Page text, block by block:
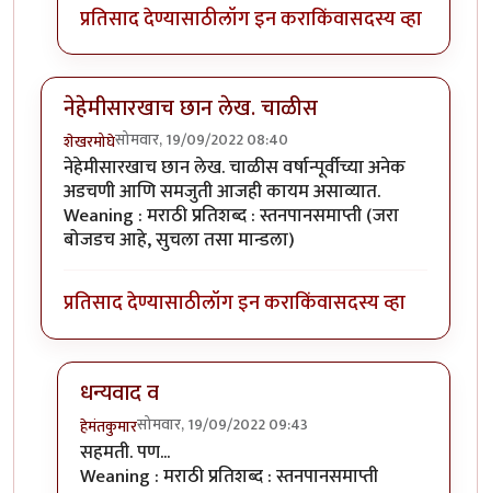
प्रतिसाद देण्यासाठीलॉग इन कराकिंवासदस्य व्हा
नेहेमीसारखाच छान लेख. चाळीस
शेखरमोघेसोमवार, 19/09/2022 08:40
नेहेमीसारखाच छान लेख. चाळीस वर्षान्पूर्वीच्या अनेक
अडचणी आणि समजुती आजही कायम असाव्यात.
Weaning : मराठी प्रतिशब्द : स्तनपानसमाप्ती (जरा
बोजडच आहे, सुचला तसा मान्डला)
प्रतिसाद देण्यासाठीलॉग इन कराकिंवासदस्य व्हा
धन्यवाद व
हेमंतकुमारसोमवार, 19/09/2022 09:43
In reply toनेहेमीसारखाच छान लेख. चाळीस
सहमती. पण...
Weaning : मराठी प्रतिशब्द : स्तनपानसमाप्ती